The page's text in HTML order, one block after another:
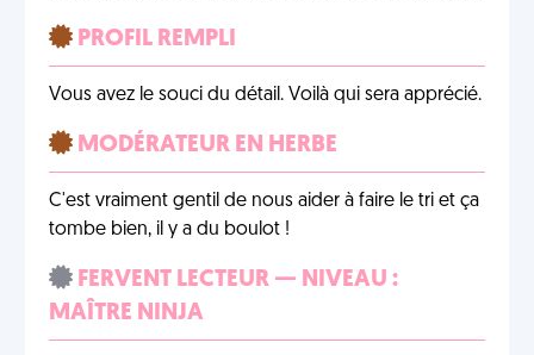
PROFIL REMPLI
Vous avez le souci du détail. Voilà qui sera apprécié.
MODÉRATEUR EN HERBE
C'est vraiment gentil de nous aider à faire le tri et ça
tombe bien, il y a du boulot !
FERVENT LECTEUR — NIVEAU :
MAÎTRE NINJA